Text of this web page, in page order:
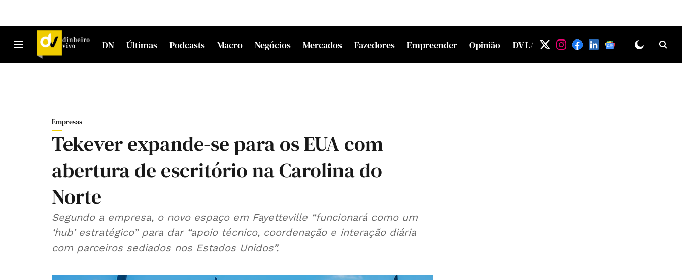
DN Últimas Podcasts Macro Negócios Mercados Fazedores Empreender Opinião DV LAB
Empresas
Tekever expande-se para os EUA com
abertura de escritório na Carolina do
Norte
Segundo a empresa, o novo espaço em Fayetteville “funcionará como um
‘hub’ estratégico” para dar “apoio técnico, coordenação e interação diária
com parceiros sediados nos Estados Unidos”.